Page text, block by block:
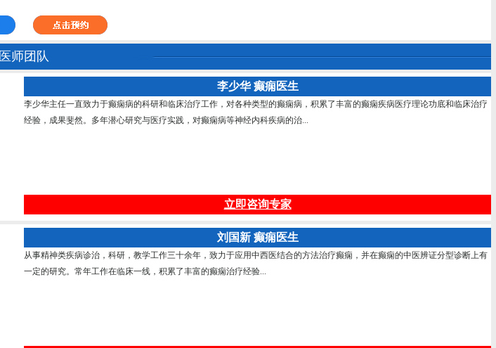
医师团队
李少华 癫痫医生
李少华主任一直致力于癫痫病的科研和临床治疗工作，对各种类型的癫痫病，积累了丰富的癫痫疾病医疗理论功底和临床治疗
经验，成果斐然。多年潜心研究与医疗实践，对癫痫病等神经内科疾病的治...
立即咨询专家
刘国新 癫痫医生
从事精神类疾病诊治，科研，教学工作三十余年，致力于应用中西医结合的方法治疗癫痫，并在癫痫的中医辨证分型诊断上有
一定的研究。常年工作在临床一线，积累了丰富的癫痫治疗经验...